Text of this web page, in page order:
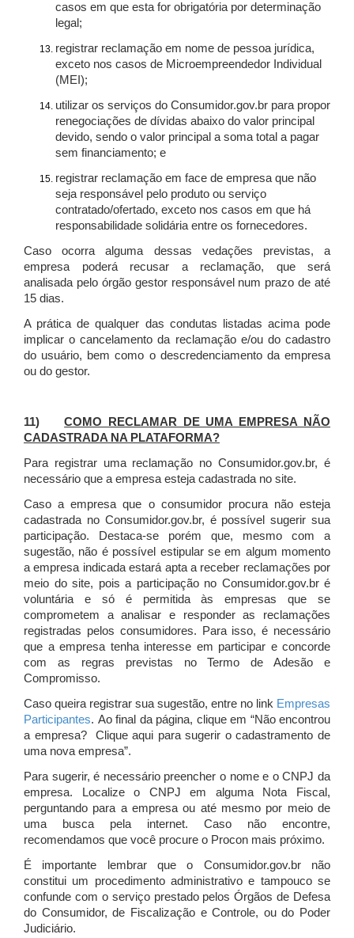
casos em que esta for obrigatória por determinação
legal;
registrar reclamação em nome de pessoa jurídica,
exceto nos casos de Microempreendedor Individual
(MEI);
utilizar os serviços do Consumidor.gov.br para propor
renegociações de dívidas abaixo do valor principal
devido, sendo o valor principal a soma total a pagar
sem financiamento; e
registrar reclamação em face de empresa que não
seja responsável pelo produto ou serviço
contratado/ofertado, exceto nos casos em que há
responsabilidade solidária entre os fornecedores.
Caso ocorra alguma dessas vedações previstas, a
empresa poderá recusar a reclamação, que será
analisada pelo órgão gestor responsável num prazo de até
15 dias.
A prática de qualquer das condutas listadas acima pode
implicar o cancelamento da reclamação e/ou do cadastro
do usuário, bem como o descredenciamento da empresa
ou do gestor.
11)COMO RECLAMAR DE UMA EMPRESA NÃO
CADASTRADA NA PLATAFORMA?
Para registrar uma reclamação no Consumidor.gov.br, é
necessário que a empresa esteja cadastrada no site.
Caso a empresa que o consumidor procura não esteja
cadastrada no Consumidor.gov.br, é possível sugerir sua
participação. Destaca-se porém que, mesmo com a
sugestão, não é possível estipular se em algum momento
a empresa indicada estará apta a receber reclamações por
meio do site, pois a participação no Consumidor.gov.br é
voluntária e só é permitida às empresas que se
comprometem a analisar e responder as reclamações
registradas pelos consumidores. Para isso, é necessário
que a empresa tenha interesse em participar e concorde
com as regras previstas no Termo de Adesão e
Compromisso.
Caso queira registrar sua sugestão, entre no link Empresas
Participantes. Ao final da página, clique em “Não encontrou
a empresa? Clique aqui para sugerir o cadastramento de
uma nova empresa”.
Para sugerir, é necessário preencher o nome e o CNPJ da
empresa. Localize o CNPJ em alguma Nota Fiscal,
perguntando para a empresa ou até mesmo por meio de
uma busca pela internet. Caso não encontre,
recomendamos que você procure o Procon mais próximo.
É importante lembrar que o Consumidor.gov.br não
constitui um procedimento administrativo e tampouco se
confunde com o serviço prestado pelos Órgãos de Defesa
do Consumidor, de Fiscalização e Controle, ou do Poder
Judiciário.